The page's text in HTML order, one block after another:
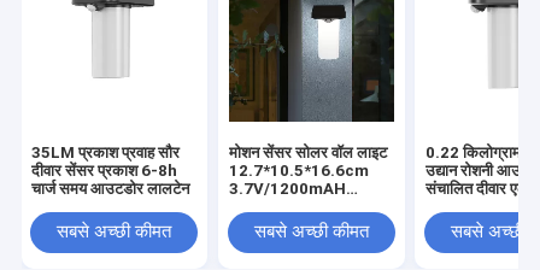
35LM प्रकाश प्रवाह सौर
दीवार सेंसर प्रकाश 6-8h
चार्ज समय आउटडोर लालटेन
सबसे अच्छी कीमत
मोशन सेंसर सोलर वॉल लाइट
12.7*10.5*16.6cm
3.7V/1200mAH
सबसे अच्छी कीमत
0.22 किलोग्राम/
उद्यान रोशनी
संचालित दीवार
सबसे अच्छी